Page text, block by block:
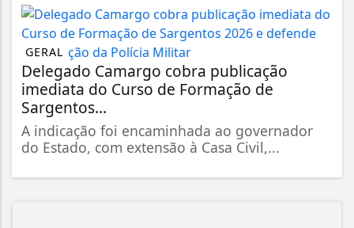
GERAL
Delegado Camargo cobra publicação
imediata do Curso de Formação de
Sargentos...
A indicação foi encaminhada ao governador
do Estado, com extensão à Casa Civil,...